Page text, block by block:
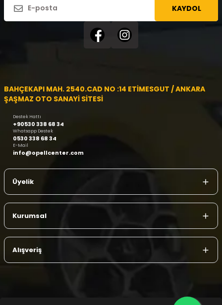
KAYDOL
BAHÇEKAPI MAH. 2540.CAD NO :14 ETİMESGUT / ANKARA
ŞAŞMAZ OTO SANAYİ SİTESİ
Destek Hattı
+90530 338 68 34
Whatsapp Destek
0530 338 68 34
E-Mail
info@opellcenter.com
Üyelik
Kurumsal
Alışveriş